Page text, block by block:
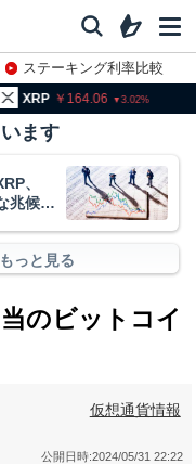
ステーキング利率比較
3.02 BNB
ます
、
兆候」
っと見る
のビットコイ
仮想通貨情報
公開日時:2024/05/31 22:22